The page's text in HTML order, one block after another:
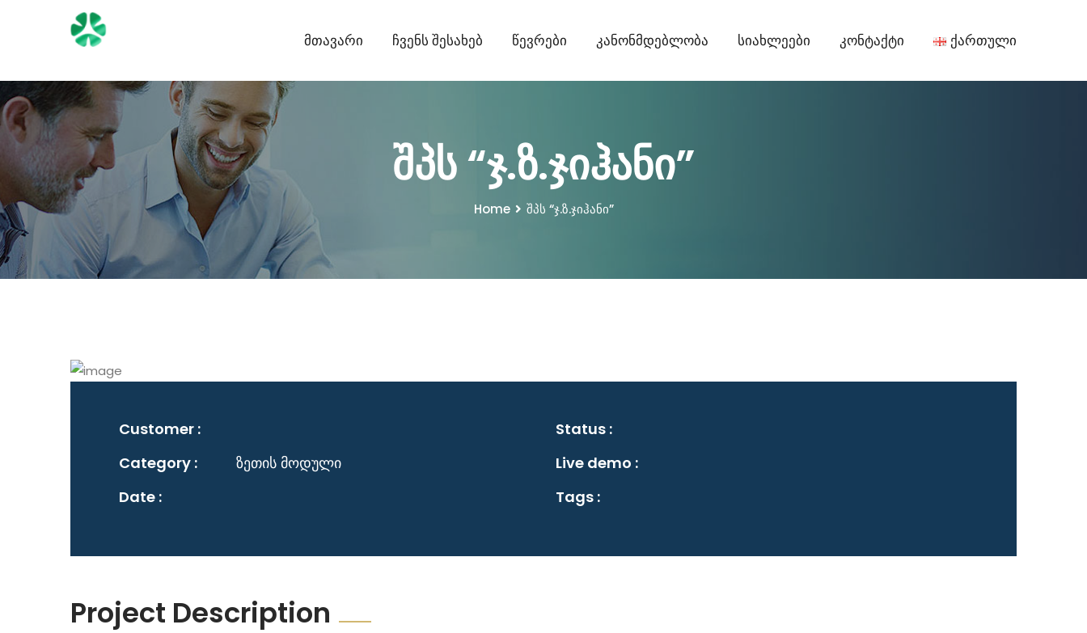
Მთავარი Ჩვენს Შესახებ Წევრები Კანონმდებლობა Სიახლეები Კონტაქტი Ქართული
შპს “ჯ.ზ.ჯიჰანი”
Home შპს “ჯ.ზ.ჯიჰანი”
Customer :
Category :
ზეთის მოდული
Date :
Status :
Live demo :
Tags :
Project Description